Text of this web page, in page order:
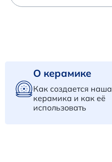
О керамике
Как создается наша
керамика и как её
использовать